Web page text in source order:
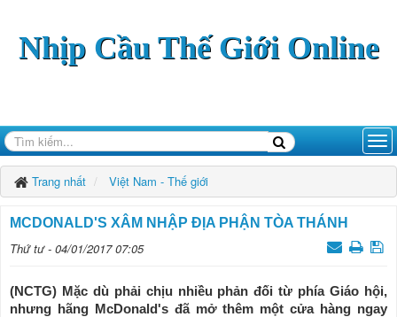
Nhịp Cầu Thế Giới Online
Trang nhất Việt Nam - Thế giới
MCDONALD'S XÂM NHẬP ĐỊA PHẬN TÒA THÁNH
Thứ tư - 04/01/2017 07:05
(NCTG) Mặc dù phải chịu nhiều phản đối từ phía Giáo hội,
nhưng hãng McDonald's đã mở thêm một cửa hàng ngay